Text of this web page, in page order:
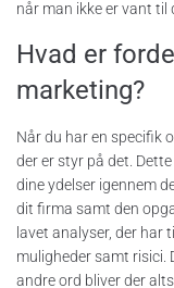
når man ikke er vant til
Hvad er
marketing?
Når du har en specifik
der er styr på det.
dine ydelser igennem
dit firma samt den
lavet analyser, der har
muligheder samt risici.
andre ord bliver der